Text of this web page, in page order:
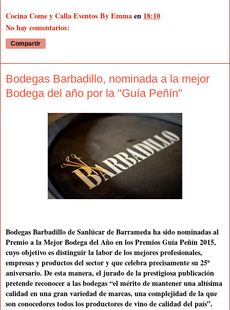
Cocina Come y Calla Eventos By Emmaen18:10
No hay comentarios:
Compartir
Bodegas Barbadillo, nominada a la mejor
Bodega del año por la "Guía Peñín"
Bodegas Barbadillode Sanlúcar de Barrameda ha sido nominadas al
Premio ala MejorBodegadel Añoen los Premios Guía Peñín 2015,
cuyo objetivo es distinguir la labor de los mejores profesionales,
empresas y productos del sector y que celebra precisamente su 25º
aniversario. De esta manera, el jurado de la prestigiosa publicación
pretende reconocer a las bodegas “elmérito de mantener una altísima
calidaden una gran variedad de marcas, una complejidad de la que
son conocedores todos los productores de vino de calidad del país”.